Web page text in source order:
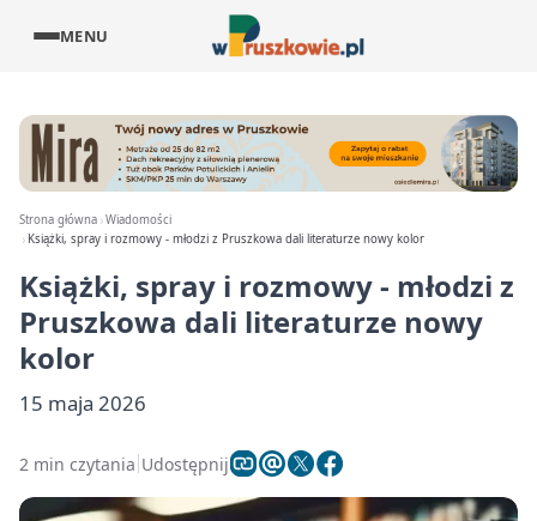
MENU
Strona główna Wiadomości
Książki, spray i rozmowy - młodzi z Pruszkowa dali literaturze nowy kolor
Książki, spray i rozmowy - młodzi z
Pruszkowa dali literaturze nowy
kolor
15 maja 2026
2 min czytania Udostępnij